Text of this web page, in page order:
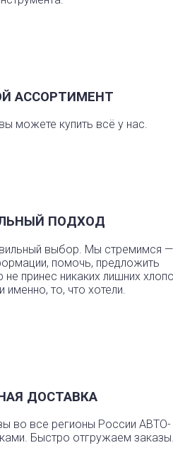
АССОРТИМЕНТ
можете купить всё у нас.
ПОДХОД
выбор. Мы стремимся —
помочь, предложить
принес никаких лишних
именно, то, что хотели.
ДОСТАВКА
во все регионы России АВТО-
Быстро отгружаем